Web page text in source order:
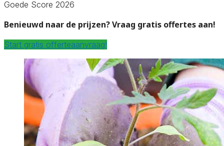
Goede Score 2026
Benieuwd naar de prijzen? Vraag gratis offertes aan!
Start gratis offerteaanvraag!